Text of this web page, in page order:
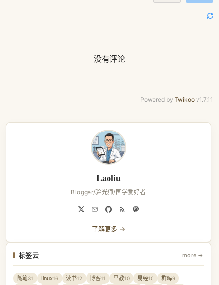
没有评论
Powered by Twikoo v1.7.11
Laoliu
Blogger/验光师/国学爱好者
了解更多 →
标签云 more →
随笔31 linux16 读书12 博客11 早教10 易经10 群晖9